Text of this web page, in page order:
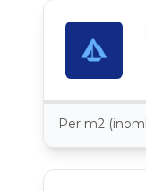
Per m2